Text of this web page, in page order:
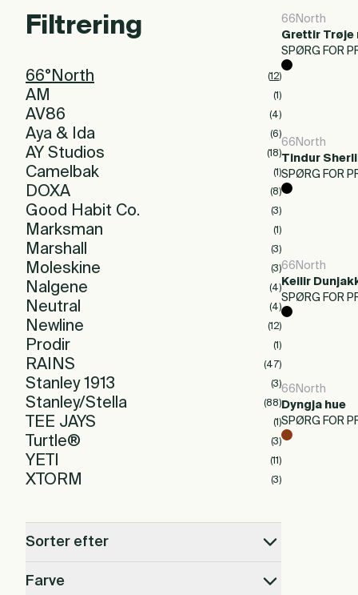
Filtrering
66°North (12)
AM (1 )
AV86 (4)
Aya & Ida (6)
AY Studios (18)
Camelbak (1 )
DOXA (8)
Good Habit Co. (3)
Marksman (1 )
Marshall (3)
Moleskine (3)
Nalgene (4)
Neutral (4)
Newline (12)
Prodir (1 )
RAINS (47)
Stanley 1913 (3)
Stanley/Stella (88)
TEE JAYS (1 )
Turtle® (3)
YETI (11 )
XTORM (3)
Sorter efter
Farve
66North
Grettir Trøje
SPØRG FOR
66North
Tindur
SPØRG FOR
66North
Keilir
SPØRG FOR
66North
Dyngja hue
SPØRG FOR